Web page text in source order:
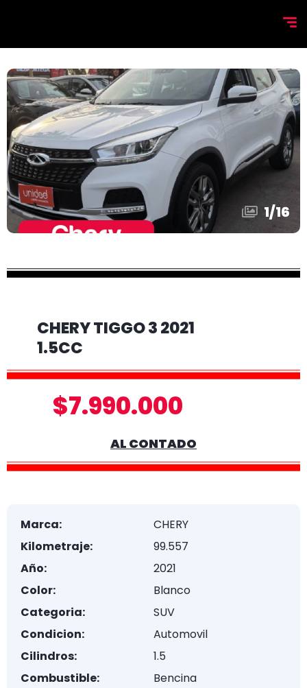
1/16
CHERY TIGGO 3 2021
1.5CC
$7.990.000
AL CONTADO
Marca:
CHERY
Kilometraje:
99.557
Año:
2021
Color:
Blanco
Categoria:
SUV
Condicion:
Automovil
Cilindros:
1.5
Combustible:
Bencina